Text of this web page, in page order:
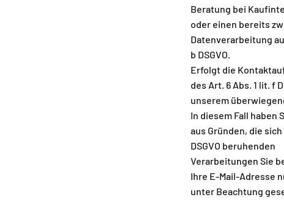
Beratung bei
oder einen bereits
Datenverarbeitung
b DSGVO.
Erfolgt die
des Art. 6 Abs. 1 lit. f
unserem
In diesem Fall haben
aus Gründen, die
DSGVO beruhenden
Verarbeitungen Sie
Ihre E-Mail-Adresse
unter Beachtung